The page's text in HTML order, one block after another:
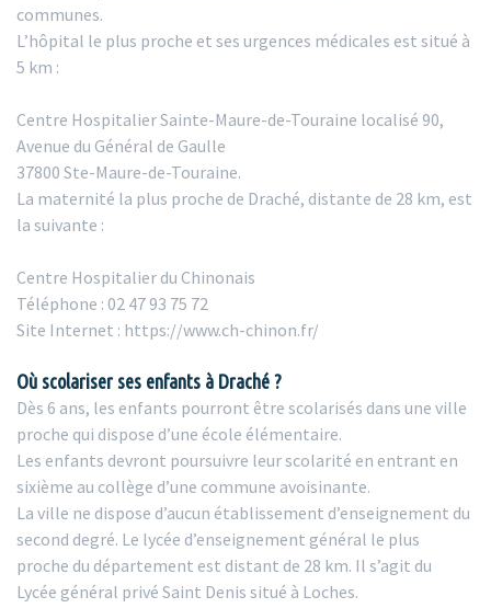
communes.
L’hôpital le plus proche et ses urgences médicales est situé à
5 km :
Centre Hospitalier Sainte-Maure-de-Touraine localisé 90,
Avenue du Général de Gaulle
37800 Ste-Maure-de-Touraine.
La maternité la plus proche de Draché, distante de 28 km, est
la suivante :
Centre Hospitalier du Chinonais
Téléphone : 02 47 93 75 72
Site Internet : https://www.ch-chinon.fr/
Où scolariser ses enfants à Draché ?
Dès 6 ans, les enfants pourront être scolarisés dans une ville
proche qui dispose d’une école élémentaire.
Les enfants devront poursuivre leur scolarité en entrant en
sixième au collège d’une commune avoisinante.
La ville ne dispose d’aucun établissement d’enseignement du
second degré. Le lycée d’enseignement général le plus
proche du département est distant de 28 km. Il s’agit du
Lycée général privé Saint Denis situé à Loches.